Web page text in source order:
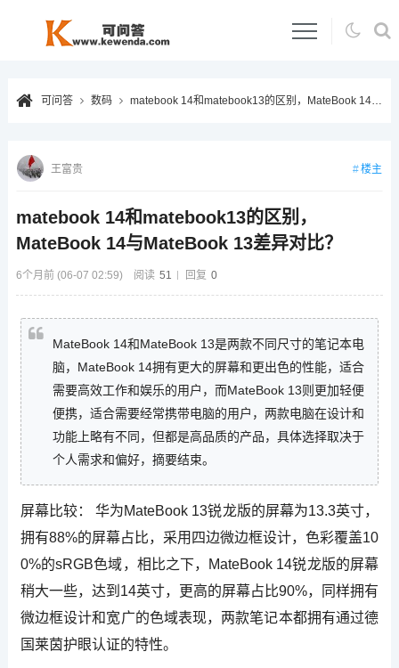
可问答 数码 matebook 14和matebook13的区别，MateBook 14与MateBook 13差异对比？
matebook 14和matebook13的区别，
MateBook 14与MateBook 13差异对比？
6个月前 (06-07 02:59) 阅读 51 回复 0
王富贵 楼主
MateBook 14和MateBook 13是两款不同尺寸的笔记本电
脑，MateBook 14拥有更大的屏幕和更出色的性能，适合
需要高效工作和娱乐的用户，而MateBook 13则更加轻便
便携，适合需要经常携带电脑的用户，两款电脑在设计和
功能上略有不同，但都是高品质的产品，具体选择取决于
个人需求和偏好，摘要结束。
屏幕比较： 华为MateBook 13锐龙版的屏幕为13.3英寸，
拥有88%的屏幕占比，采用四边微边框设计，色彩覆盖10
0%的sRGB色域，相比之下，MateBook 14锐龙版的屏幕
稍大一些，达到14英寸，更高的屏幕占比90%，同样拥有
微边框设计和宽广的色域表现，两款笔记本都拥有通过德
国莱茵护眼认证的特性。